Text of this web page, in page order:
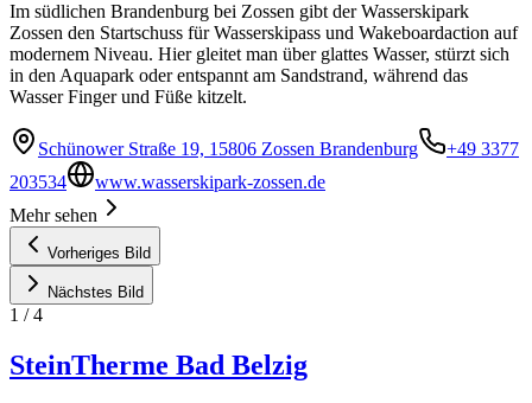
Im südlichen Brandenburg bei Zossen gibt der Wasserskipark
Zossen den Startschuss für Wasserskipass und Wakeboardaction auf
modernem Niveau. Hier gleitet man über glattes Wasser, stürzt sich
in den Aquapark oder entspannt am Sandstrand, während das
Wasser Finger und Füße kitzelt.
Schünower Straße 19, 15806 Zossen Brandenburg
+49 3377
203534
www.wasserskipark-zossen.de
Mehr sehen
Vorheriges Bild
Nächstes Bild
1 /4
SteinTherme Bad Belzig